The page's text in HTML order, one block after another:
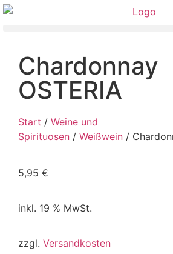
Chardonnay
OSTERIA
Start / Weine und
Spirituosen / Weißwein /
5,95 €
inkl. 19 % MwSt.
zzgl. Versandkosten